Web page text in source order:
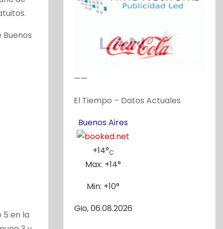
5 en la
——
El Tiempo – Datos Actuales
Buenos Aires
+14°C
Max: +14°
Min: +10°
Gio, 06.08.2026